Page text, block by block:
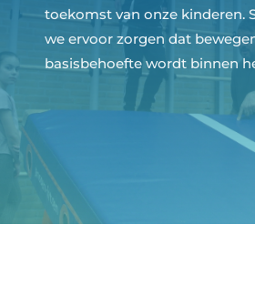
toekomst van onze kinderen.
we ervoor zorgen dat
basisbehoefte wordt binnen